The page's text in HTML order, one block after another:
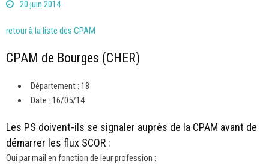
20 juin 2014
retour à la liste des CPAM
CPAM de Bourges (CHER)
Département : 18
Date : 16/05/14
Les PS doivent-ils se signaler auprès de la CPAM avant de
démarrer les flux SCOR :
Oui par mail en fonction de leur profession :